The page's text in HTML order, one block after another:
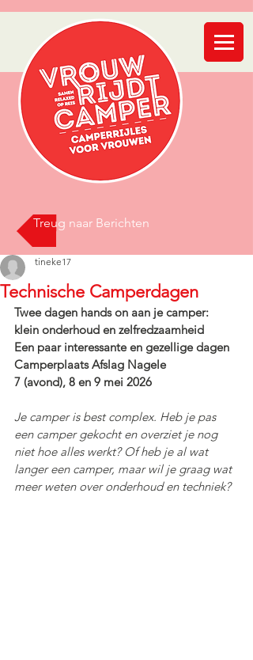
Treug naar Berichten
Technische Camperdagen
tineke17
Twee dagen hands on aan je camper:
klein onderhoud en zelfredzaamheid
Een paar interessante en gezellige dagen
Camperplaats Afslag Nagele
7 (avond), 8 en 9 mei 2026
Je camper is best complex. Heb je pas
een camper gekocht en overziet je nog
niet hoe alles werkt? Of heb je al wat
langer een camper, maar wil je graag wat
meer weten over onderhoud en techniek?